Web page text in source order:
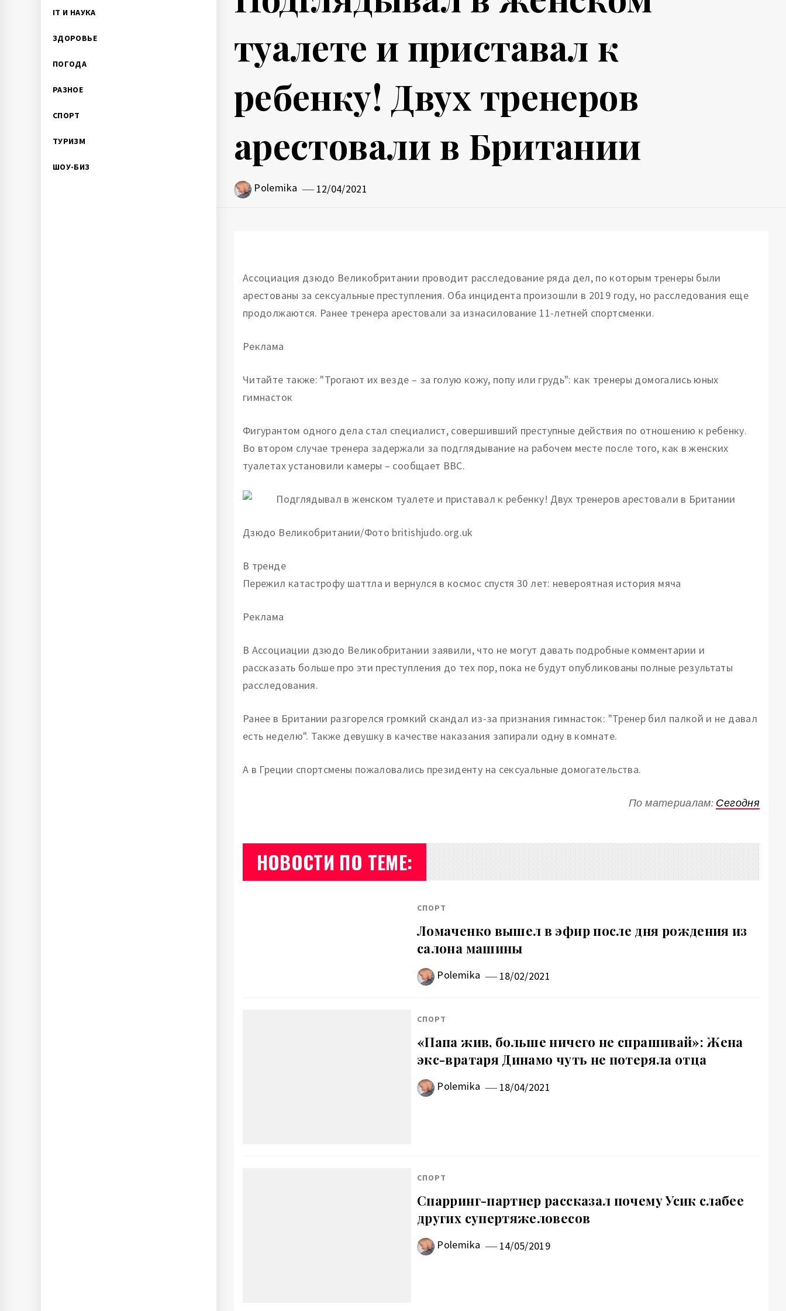
IT И НАУКА
ЗДОРОВЬЕ
ПОГОДА
РАЗНОЕ
СПОРТ
ТУРИЗМ
ШОУ-БИЗ
туалете и приставал к
ребенку! Двух тренеров
арестовали в Британии
Polemika 12/04/2021
Ассоциация дзюдо Великобритании проводит расследование ряда дел, по которым тренеры были
арестованы за сексуальные преступления. Оба инцидента произошли в 2019 году, но расследования еще
продолжаются. Ранее тренера арестовали за изнасилование 11-летней спортсменки.
Реклама
Читайте также: "Трогают их везде – за голую кожу, попу или грудь": как тренеры домогались юных
гимнасток
Фигурантом одного дела стал специалист, совершивший преступные действия по отношению к ребенку.
Во втором случае тренера задержали за подглядывание на рабочем месте после того, как в женских
туалетах установили камеры – сообщает BBC.
Дзюдо Великобритании/Фото britishjudo.org.uk
В тренде
Пережил катастрофу шаттла и вернулся в космос спустя 30 лет: невероятная история мяча
Реклама
В Ассоциации дзюдо Великобритании заявили, что не могут давать подробные комментарии и
рассказать больше про эти преступления до тех пор, пока не будут опубликованы полные результаты
расследования.
Ранее в Британии разгорелся громкий скандал из-за признания гимнасток: "Тренер бил палкой и не давал
есть неделю". Также девушку в качестве наказания запирали одну в комнате.
А в Греции спортсмены пожаловались президенту на сексуальные домогательства.
По материалам: Сегодня
НОВОСТИ ПО ТЕМЕ:
СПОРТ
Ломаченко вышел в эфир после дня рождения из
салона машины
Polemika 18/02/2021
СПОРТ
«Папа жив, больше ничего не спрашивай»: Жена
экс-вратаря Динамо чуть не потеряла отца
Polemika 18/04/2021
СПОРТ
Спарринг-партнер рассказал почему Усик слабее
других супертяжеловесов
Polemika 14/05/2019